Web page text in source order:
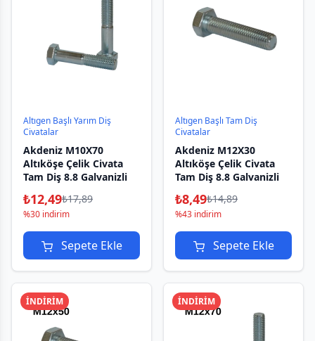
Altıgen Başlı Yarım Diş
Civatalar
Akdeniz M10X70
Altıköşe Çelik Civata
Tam Diş 8.8 Galvanizli
₺12,49₺17,89
%30 indirim
Sepete Ekle
Altıgen Başlı Tam Diş
Civatalar
Akdeniz M12X30
Altıköşe Çelik Civata
Tam Diş 8.8 Galvanizli
₺8,49₺14,89
%43 indirim
Sepete Ekle
İNDİRİM İNDİRİM